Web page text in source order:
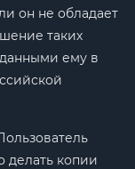
он не обладает
таких
ему в
делать копии